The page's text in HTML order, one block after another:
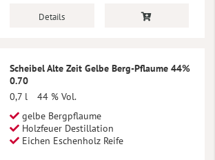
Details
Scheibel Alte Zeit Gelbe Berg-Pflaume 44%
0.70
0,7 l
44 % Vol.
gelbe Bergpflaume
Holzfeuer Destillation
Eichen Eschenholz Reife